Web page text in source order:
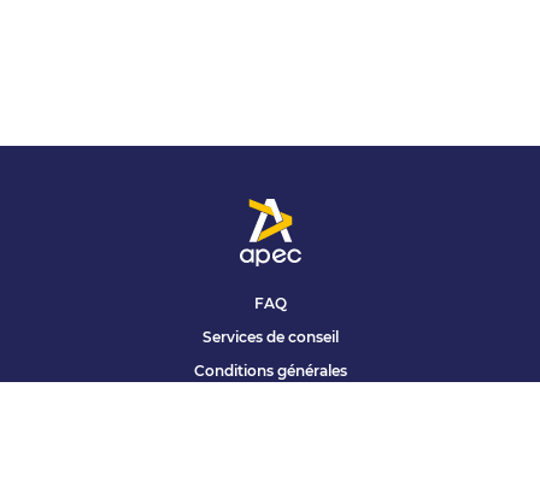
FAQ
Services de conseil
Conditions générales